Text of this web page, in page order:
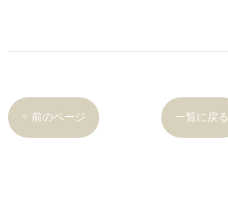
< 前のページ 一覧に戻る